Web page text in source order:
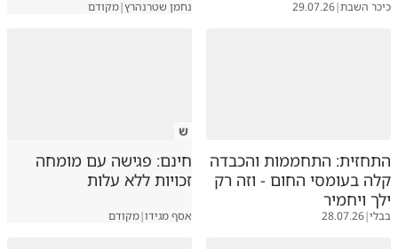
כיכר השבת|
29.07.26 נחמן שטרנהרץ|מקודם
התחזית: התחממות והכבדה
קלה בעומסי החום - וזה רק
ילך ויחמיר
בבלי|
28.07.26
ש
חינם: פגישה עם מומחה
זכויות ללא עלות
אסף מגידו|מקודם